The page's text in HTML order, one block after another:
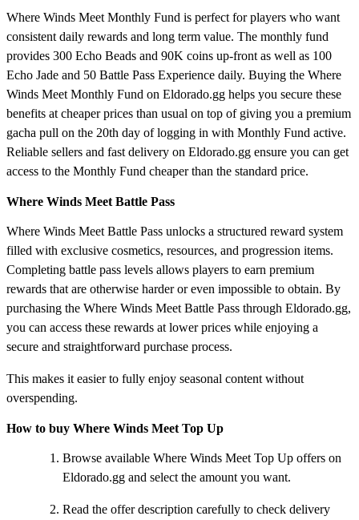
Where Winds Meet Monthly Fund is perfect for players who want
consistent daily rewards and long term value. The monthly fund
provides 300 Echo Beads and 90K coins up-front as well as 100
Echo Jade and 50 Battle Pass Experience daily. Buying the Where
Winds Meet Monthly Fund on Eldorado.gg helps you secure these
benefits at cheaper prices than usual on top of giving you a premium
gacha pull on the 20th day of logging in with Monthly Fund active.
Reliable sellers and fast delivery on Eldorado.gg ensure you can get
access to the Monthly Fund cheaper than the standard price.
Where Winds Meet Battle Pass
Where Winds Meet Battle Pass unlocks a structured reward system
filled with exclusive cosmetics, resources, and progression items.
Completing battle pass levels allows players to earn premium
rewards that are otherwise harder or even impossible to obtain. By
purchasing the Where Winds Meet Battle Pass through Eldorado.gg,
you can access these rewards at lower prices while enjoying a
secure and straightforward purchase process.
This makes it easier to fully enjoy seasonal content without
overspending.
How to buy Where Winds Meet Top Up
Browse available Where Winds Meet Top Up offers on
Eldorado.gg and select the amount you want.
Read the offer description carefully to check delivery